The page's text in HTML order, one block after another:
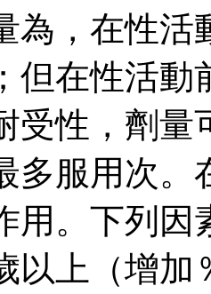
為，在性活
但在性活動
受性，劑量
多服用次。
用。下列因
以上（增加